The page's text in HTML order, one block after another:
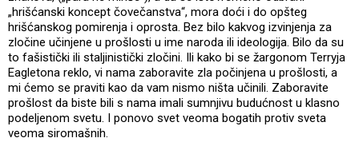
„hrišćanski koncept čovečanstva“, mora doći i do opšteg
hrišćanskog pomirenja i oprosta. Bez bilo kakvog izvinjenja za
zločine učinjene u prošlosti u ime naroda ili ideologija. Bilo da su
to fašistički ili staljinistički zločini. Ili kako bi se žargonom Terryja
Eagletona reklo, vi nama zaboravite zla počinjena u prošlosti, a
mi ćemo se praviti kao da vam nismo ništa učinili. Zaboravite
prošlost da biste bili s nama imali sumnjivu budućnost u klasno
podeljenom svetu. I ponovo svet veoma bogatih protiv sveta
veoma siromašnih.